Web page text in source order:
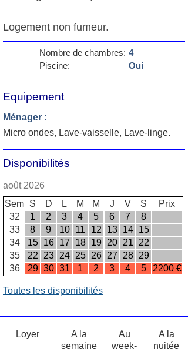
Logement non fumeur.
Nombre de chambres: 4
Piscine:
Oui
Equipement
Ménager :
Micro ondes, Lave-vaisselle, Lave-linge.
Disponibilités
août 2026
Sem S D L M M J V S
Prix
32
1 2 3 4 5 6 7
8
33
8 9 10 11 12 13 14 15
34
15 16 17 18 19 20 21 22
35
22 23 24 25 26 27 28 29
36
29 30 31 1 2 3 4 5 2200 €
Toutes les disponibilités
Loyer
A la
semaine
Au
week-
A la
nuitée